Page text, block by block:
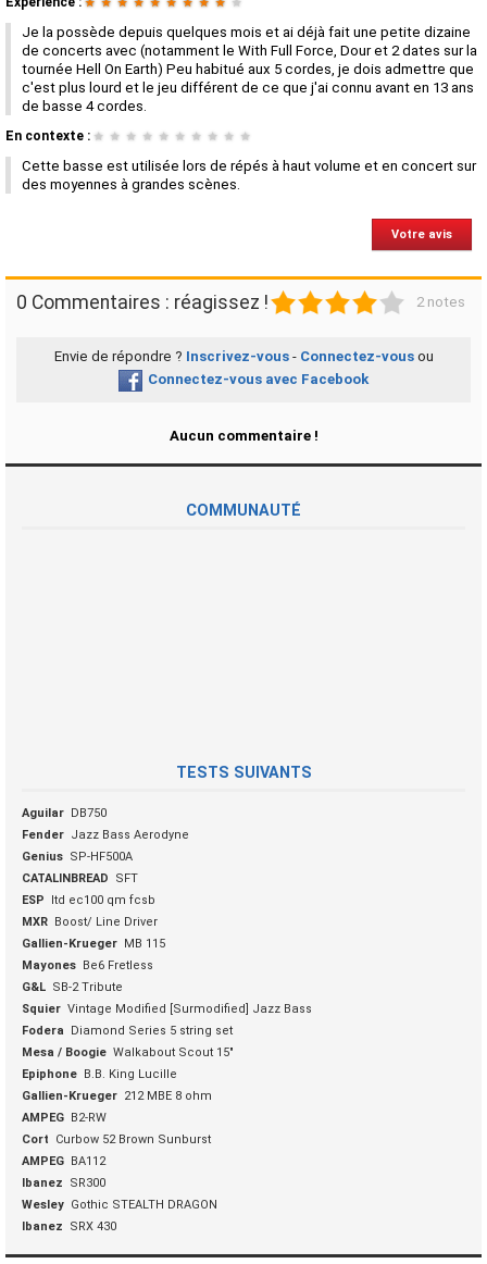
★ ★ ★ ★ ★ ★ ★ ★ ★ ★
Je la possède depuis quelques mois et ai déjà fait une petite dizaine
de concerts avec (notamment le With Full Force, Dour et 2 dates sur la
tournée Hell On Earth) Peu habitué aux 5 cordes, je dois admettre que
c'est plus lourd et le jeu différent de ce que j'ai connu avant en 13 ans
de basse 4 cordes.
En contexte : ★ ★ ★ ★ ★ ★ ★ ★ ★ ★
Cette basse est utilisée lors de répés à haut volume et en concert sur
des moyennes à grandes scènes.
Votre avis
0 Commentaires : réagissez ! 1 2 3 4 2 notes
Envie de répondre ? Inscrivez-vous- Connectez-vousou
Connectez-vous avec Facebook
Aucun commentaire !
COMMUNAUTÉ
TESTS SUIVANTS
Aguilar DB750
Fender Jazz Bass Aerodyne
Genius SP-HF500A
CATALINBREAD
SFT
ESP
ltd ec100 qm fcsb
MXR Boost/ Line Driver
Gallien-Krueger MB 115
Mayones Be6 Fretless
G&L SB-2 Tribute
Squier Vintage Modified [Surmodified] Jazz Bass
Fodera
Diamond Series 5 string set
Mesa / Boogie Walkabout Scout 15"
Epiphone B.B. King Lucille
Gallien-Krueger 212 MBE 8 ohm
AMPEG B2-RW
Cort
Curbow 52 Brown Sunburst
AMPEG BA112
Ibanez
SR300
Wesley Gothic STEALTH DRAGON
Ibanez
SRX 430